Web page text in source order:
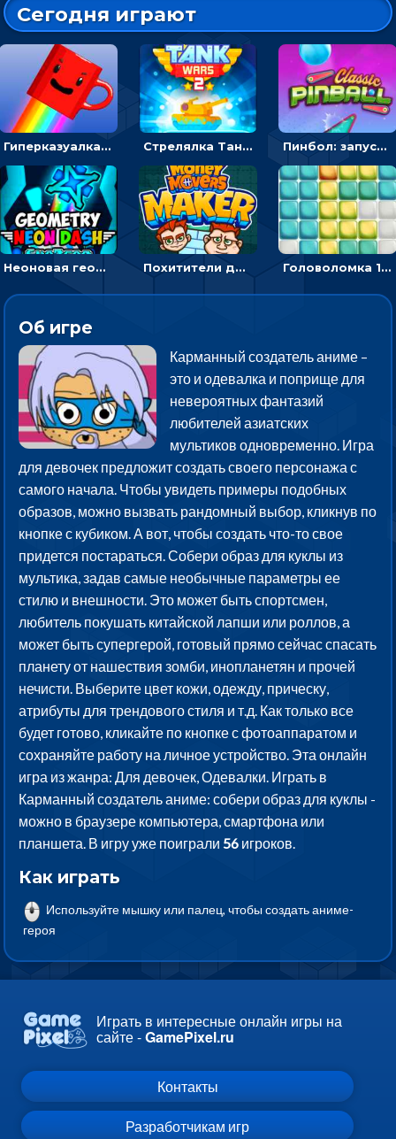
Сегодня играют
Гиперказуалка Летающая чашка кофе: двигаться и собирать кубики сахара Стрелялка Танковые войны: бить по танку врага, чтобы уничтожить зло Пинбол: запускать шарик, чтобы выбивать очки
Неоновая геометрия: прыгай через препятствия и собирай шары Похитители денег: управляйте друзьями и соберите все мешки с долларами Головоломка 10х10
Об игре
Карманный создатель аниме –
это и одевалка и поприще для
невероятных фантазий
любителей азиатских
мультиков одновременно. Игра
для девочек предложит создать своего персонажа с
самого начала. Чтобы увидеть примеры подобных
образов, можно вызвать рандомный выбор, кликнув по
кнопке с кубиком. А вот, чтобы создать что-то свое
придется постараться. Собери образ для куклы из
мультика, задав самые необычные параметры ее
стилю и внешности. Это может быть спортсмен,
любитель покушать китайской лапши или роллов, а
может быть супергерой, готовый прямо сейчас спасать
планету от нашествия зомби, инопланетян и прочей
нечисти. Выберите цвет кожи, одежду, прическу,
атрибуты для трендового стиля и т.д. Как только все
будет готово, кликайте по кнопке с фотоаппаратом и
сохраняйте работу на личное устройство. Эта онлайн
игра из жанра: Для девочек, Одевалки. Играть в
Карманный создатель аниме: собери образ для куклы -
можно в браузере компьютера, смартфона или
планшета. В игру уже поиграли56 игроков.
Как играть
Используйте мышку или палец, чтобы создать аниме-
героя
Играть в интересные онлайн игры на
сайте -GamePixel.ru
Контакты
Разработчикам игр